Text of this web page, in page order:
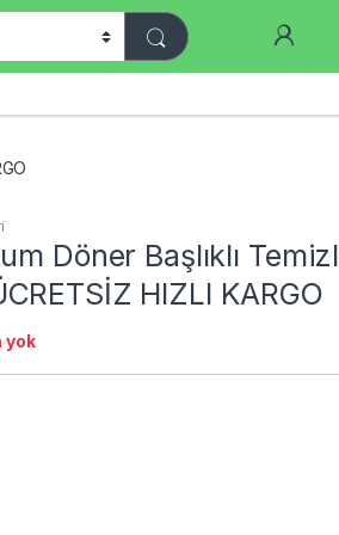
Döner Başlıklı
HIZLI KARGO
yok